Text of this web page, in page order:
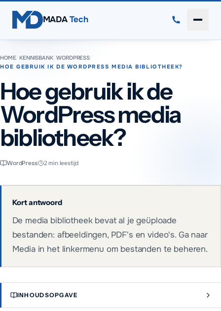
MADA Tech
HOME/ KENNISBANK/WORDPRESS /
HOE GEBRUIK IK DE WORDPRESS MEDIA BIBLIOTHEEK?
Hoe gebruik ik de
WordPress media
bibliotheek?
WordPress 2min leestijd
Kort antwoord
De media bibliotheek bevat al je geüploade
bestanden: afbeeldingen, PDF's en video's. Ga naar
Media in het linkermenu om bestanden te beheren.
INHOUDSOPGAVE